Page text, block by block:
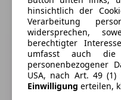
hinsichtlich der
Verarbeitung
widersprechen,
berechtigter
umfasst auch die
personenbezogener
USA, nach Art. 49 (1)
Einwilligung erteilen,